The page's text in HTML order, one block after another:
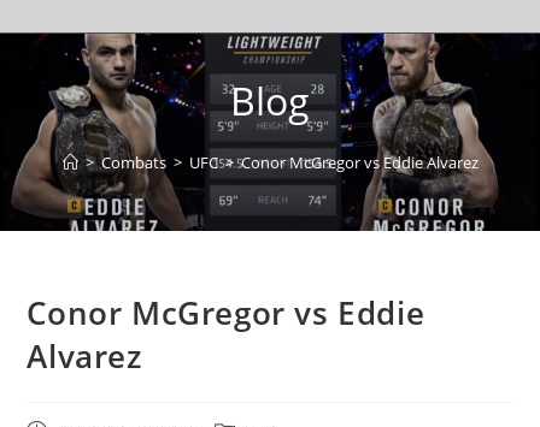
Blog
> Combats > UFC > Conor McGregor vs Eddie Alvarez
Conor McGregor vs Eddie
Alvarez